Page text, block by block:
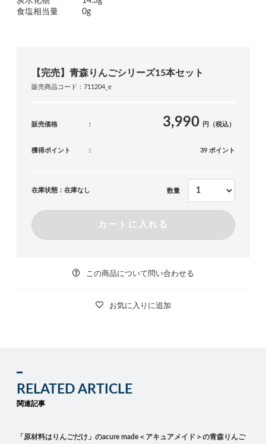
食塩相当量
0g
【完売】青森りんごシリーズ15本セット
販売商品コード：711204_e
販売価格 3,990 円（税込）
獲得ポイント 39 ポイント
在庫状態：在庫なし 数量
カートに入れる
この商品について問い合わせる
お気に入りに追加
RELATED ARTICLE
関連記事
「原材料はりんごだけ」のacure made＜アキュアメイド＞の青森りんご